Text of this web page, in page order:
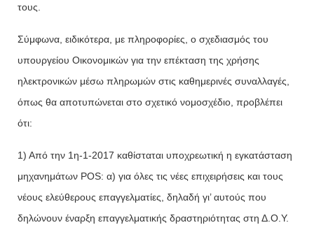
τους.
Σύμφωνα, ειδικότερα, με πληροφορίες, ο σχεδιασμός του
υπουργείου Οικονομικών για την επέκταση της χρήσης
ηλεκτρονικών μέσω πληρωμών στις καθημερινές συναλλαγές,
όπως θα αποτυπώνεται στο σχετικό νομοσχέδιο, προβλέπει
ότι:
1) Από την 1η-1-2017 καθίσταται υποχρεωτική η εγκατάσταση
μηχανημάτων POS: α) για όλες τις νέες επιχειρήσεις και τους
νέους ελεύθερους επαγγελματίες, δηλαδή γι’ αυτούς που
δηλώνουν έναρξη επαγγελματικής δραστηριότητας στη Δ.Ο.Υ.